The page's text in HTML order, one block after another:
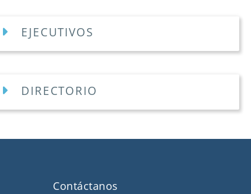
EJECUTIVOS
DIRECTORIO
Contáctanos